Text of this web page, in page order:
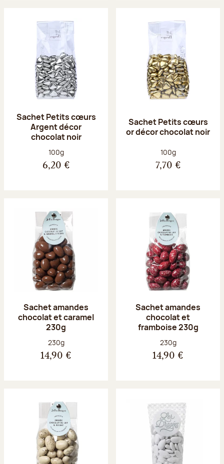
Sachet Petits cœurs
Argent décor
chocolat noir
Poids net :
100g
6,20 €
Sachet Petits cœurs
or décor chocolat noir
Poids net :
100g
7,70 €
Sachet amandes
chocolat et caramel
230g
Poids net :
230g
14,90 €
Sachet amandes
chocolat et
framboise 230g
Poids net :
230g
14,90 €